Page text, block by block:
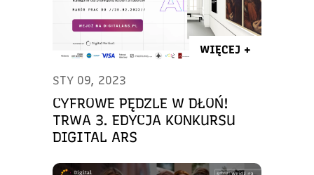
WIĘCEJ +
STY 09, 2023
CYFROWE PĘDZLE W DŁOŃ!
TRWA 3. EDYCJA KONKURSU
DIGITAL ARS